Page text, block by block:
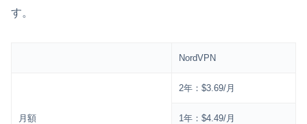
す。
NordVPN
月額
2年：$3.69/月
1年：$4.49/月